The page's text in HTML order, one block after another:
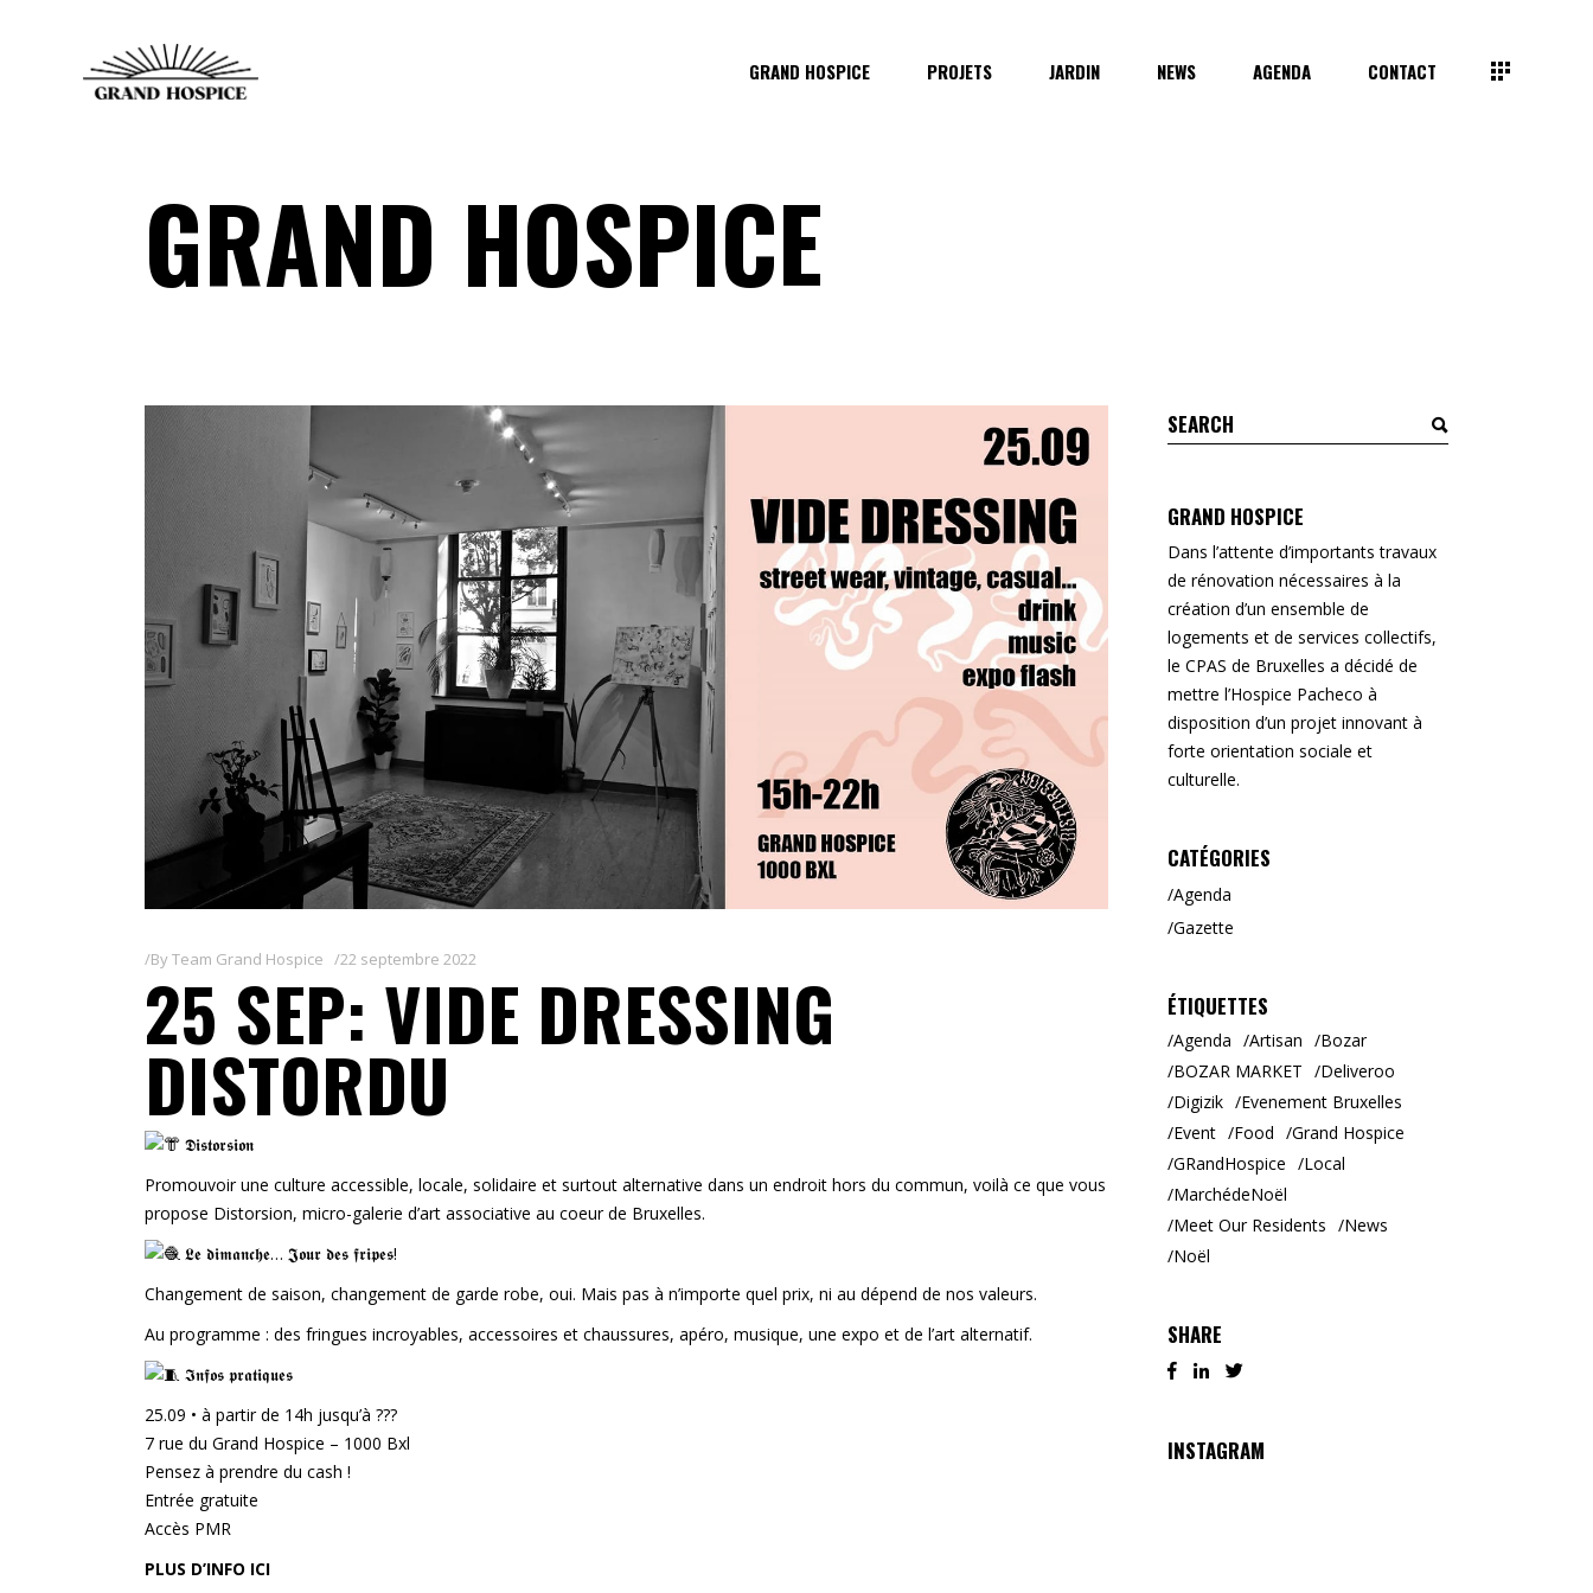
GRAND HOSPICE PROJETS JARDIN NEWS AGENDA CONTACT
GRAND HOSPICE
ByTeam Grand Hospice 22 septembre 2022
25 SEP: VIDE DRESSING
DISTORDU
𝕯𝖎𝖘𝖙𝖔𝖗𝖘𝖎𝖔𝖓
Promouvoir une culture accessible, locale, solidaire et surtout alternative dans un endroit hors du commun, voilà ce que vous
propose Distorsion, micro-galerie d’art associative au coeur de Bruxelles.
𝕷𝖊 𝖉𝖎𝖒𝖆𝖓𝖈𝖍𝖊… 𝕵𝖔𝖚𝖗 𝖉𝖊𝖘 𝖋𝖗𝖎𝖕𝖊𝖘!
Changement de saison, changement de garde robe, oui. Mais pas à n’importe quel prix, ni au dépend de nos valeurs.
Au programme : des fringues incroyables, accessoires et chaussures, apéro, musique, une expo et de l’art alternatif.
𝕴𝖓𝖋𝖔𝖘 𝖕𝖗𝖆𝖙𝖎𝖖𝖚𝖊𝖘
25.09 • à partir de 14h jusqu’à ???
7 rue du Grand Hospice – 1000 Bxl
Pensez à prendre du cash !
Entrée gratuite
Accès PMR
PLUS D’INFO ICI
Search
for:
GRAND HOSPICE
Dans l’attente d’importants travaux
de rénovation nécessaires à la
création d’un ensemble de
logements et de services collectifs,
le CPAS de Bruxelles a décidé de
mettre l’Hospice Pacheco à
disposition d’un projet innovant à
forte orientation sociale et
culturelle.
CATÉGORIES
Agenda
Gazette
ÉTIQUETTES
Agenda Artisan
Bozar
BOZAR MARKET
Deliveroo
Digizik
Evenement Bruxelles
Event
Food
Grand Hospice
GRandHospice
Local
MarchédeNoël
Meet Our Residents
News
Noël
SHARE
INSTAGRAM